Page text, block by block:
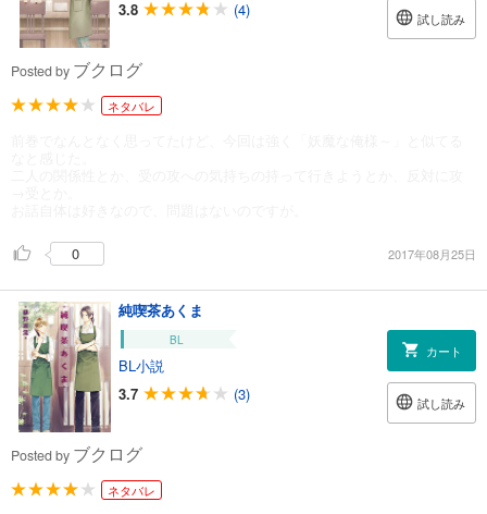
3.8 (4) 試し読み
Posted by ブクログ
ネタバレ
0 2017年08月25日
純喫茶あくま
BL
BL小説
3.7
(3)
カート
試し読み
Posted by ブクログ
ネタバレ